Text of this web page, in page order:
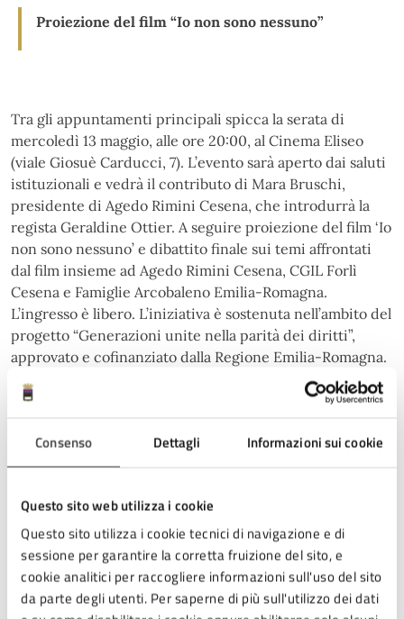
Consenso Dettagli Informazioni sui cookie
Questo sito web utilizza i cookie
Questo sito utilizza i cookie tecnici di navigazione e di
sessione per garantire la corretta fruizione del sito, e
cookie analitici per raccogliere informazioni sull'uso del sito
da parte degli utenti. Per saperne di più sull'utilizzo dei dati
Proiezione del film “Io non sono nessuno”
Tra gli appuntamenti principali spicca la serata di
mercoledì 13 maggio, alle ore 20:00, al Cinema Eliseo
(viale Giosuè Carducci, 7). L’evento sarà aperto dai saluti
istituzionali e vedrà il contributo di Mara Bruschi,
presidente di Agedo Rimini Cesena, che introdurrà la
regista Geraldine Ottier. A seguire proiezione del film ‘Io
non sono nessuno’ e dibattito finale sui temi affrontati
dal film insieme ad Agedo Rimini Cesena, CGIL Forlì
Cesena e Famiglie Arcobaleno Emilia-Romagna.
L’ingresso è libero. L’iniziativa è sostenuta nell’ambito del
progetto “Generazioni unite nella parità dei diritti”,
approvato e cofinanziato dalla Regione Emilia-Romagna.
Tornano anche gli ‘AperiQueer’, appuntamenti dedicati
LGBTQIA+ e all’autofinanziamento del Forlì Pride. Il
prossimo appuntamento è per domenica 17 maggio, alle
ore 18:30, a Spazio Marte con ‘ALIEN3: riprendiamoci lo
spazio’. Un talk dal titolo Another queer in the wall con